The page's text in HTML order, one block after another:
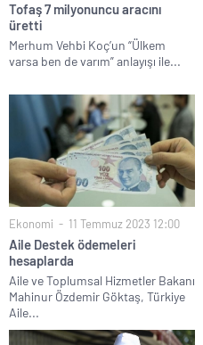
Tofaş 7 milyonuncu aracını
üretti
Merhum Vehbi Koç’un “Ülkem
varsa ben de varım” anlayışı ile...
Ekonomi 11 Temmuz 2023 12:00
Aile Destek ödemeleri
hesaplarda
Aile ve Toplumsal Hizmetler Bakanı
Mahinur Özdemir Göktaş, Türkiye
Aile...